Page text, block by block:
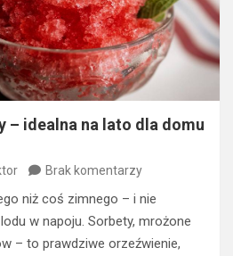
– idealna na lato dla domu
Brak komentarzy
niż coś zimnego – i nie
w napoju. Sorbety, mrożone
– to prawdziwe orzeźwienie,